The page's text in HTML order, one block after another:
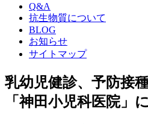
Q&A
抗生物質について
BLOG
お知らせ
サイトマップ
乳幼児健診、予防接
「神田小児科医院」